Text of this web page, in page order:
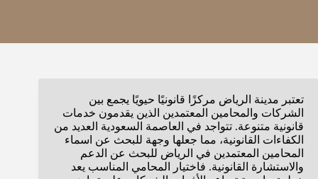
تعتبر مدينة الرياض مركزًا قانونيًا حيويًا يجمع بين
الشركات والمحامين المعتمدين الذين يقدمون خدمات
قانونية متنوعة. تتواجد في العاصمة السعودية العديد من
الكفاءات القانونية، مما جعلها وجهة للبحث عن اسماء
المحامين المعتمدين في الرياض للبحث عن الدعم
والاستشارة القانونية. فاختيار المحامي المناسب يعد